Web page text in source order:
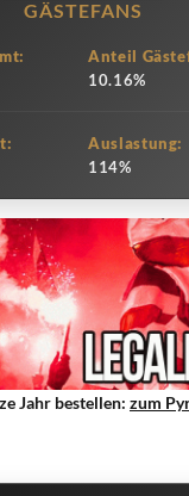
GÄSTEFANS
Anteil
10.16%
Auslastung:
114%
Jahr bestellen: zum